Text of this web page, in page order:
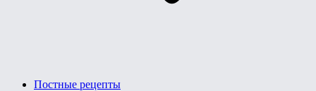
Постные рецепты